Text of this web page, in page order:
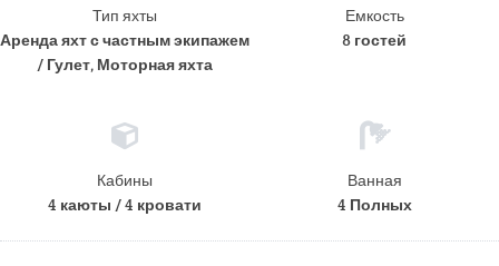
Тип яхты
Аренда яхт с частным экипажем
/ Гулет, Моторная яхта
Емкость
8 гостей
Кабины
4 каюты / 4 кровати
Ванная
4 Полных